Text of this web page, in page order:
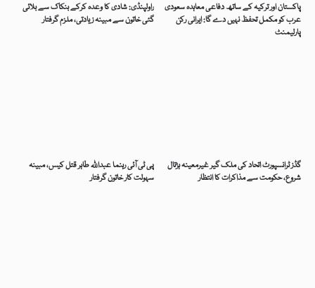
راولپنڈی: شادی کا وعدہ کرکے بنکاک سے بلائی
گئی خاتون سے مبینہ زیادتی، ملزم گرفتار
پاکستان اور ترکیہ کے ساتھ دفاعی معاہدہ سعودی
عرب کو مکمل تحفظ نہیں دے گا: ایرانی رکن
پارلیمنٹ
پی ٹی آئی رہنما عبداللہ طاہر قتل کیس، مبینہ
سہولت کار خاتون گرفتار
گڈز ٹرانسپورٹ اتحاد کی ملک گیر غیرمعینہ ہڑتال
شروع، حکومت سے مذاکرات کا انتظار